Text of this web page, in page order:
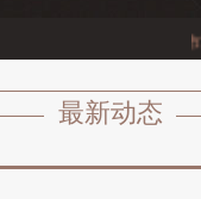
“华字辈”逆市冲
最新动态